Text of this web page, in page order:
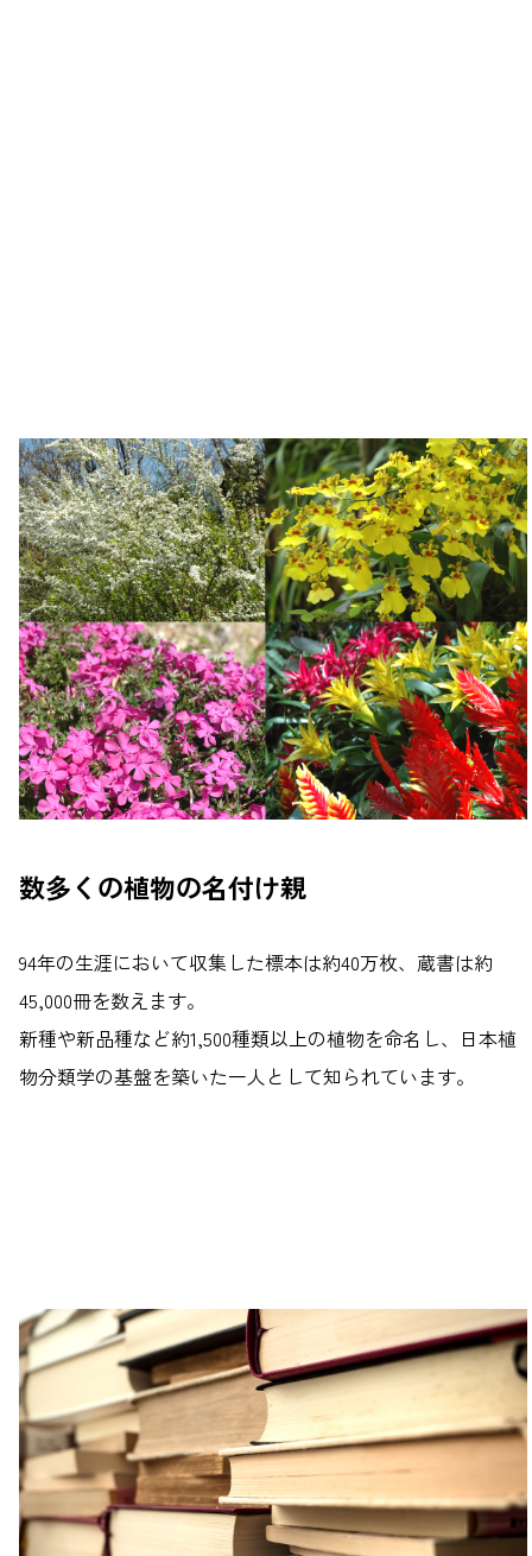
数多くの植物の名付け親
94年の生涯において収集した標本は約40万枚、蔵書は約
45,000冊を数えます。
新種や新品種など約1,500種類以上の植物を命名し、日本植
物分類学の基盤を築いた一人として知られています。